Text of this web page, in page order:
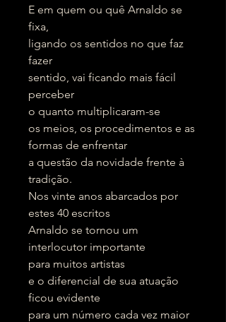
E em quem ou quê Arnaldo se
fixa,
ligando os sentidos no que faz
fazer
sentido, vai ficando mais fácil
perceber
o quanto multiplicaram-se
os meios, os procedimentos e as
formas de enfrentar
a questão da novidade frente à
tradição.
Nos vinte anos abarcados por
estes 40 escritos
Arnaldo se tornou um
interlocutor importante
para muitos artistas
e o diferencial de sua atuação
ficou evidente
para um número cada vez maior